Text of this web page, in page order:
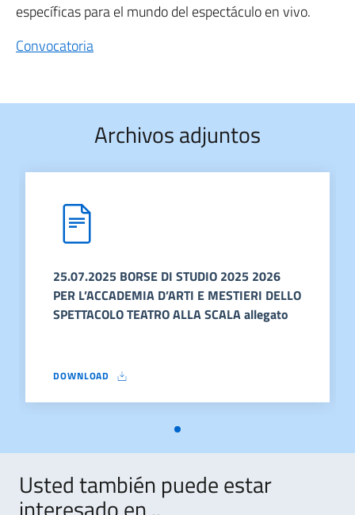
específicas para el mundo del espectáculo en vivo.
Convocatoria
Archivos adjuntos
25.07.2025 BORSE DI STUDIO 2025 2026
PER L’ACCADEMIA D’ARTI E MESTIERI DELLO
SPETTACOLO TEATRO ALLA SCALA allegato
DOWNLOAD
25.07.2025 BORSE DI STUDIO 2025 2026 PER L’ACCADEMIA
Usted también puede estar